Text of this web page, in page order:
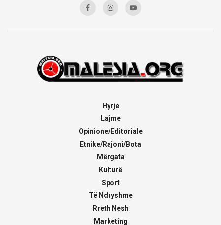
Hyrje
Lajme
Opinione/Editoriale
Etnike/Rajoni/Bota
Mërgata
Kulturë
Sport
Të Ndryshme
Rreth Nesh
Marketing